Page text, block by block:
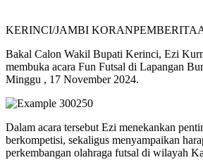
KERINCI/JAMBI
Bakal Calon Wakil Bupati Kerinci, Ezi
membuka acara Fun Futsal di Lapangan
Minggu , 17 November 2024.
Dalam acara tersebut Ezi menekankan
berkompetisi, sekaligus menyampaikan
perkembangan olahraga futsal di wilayah